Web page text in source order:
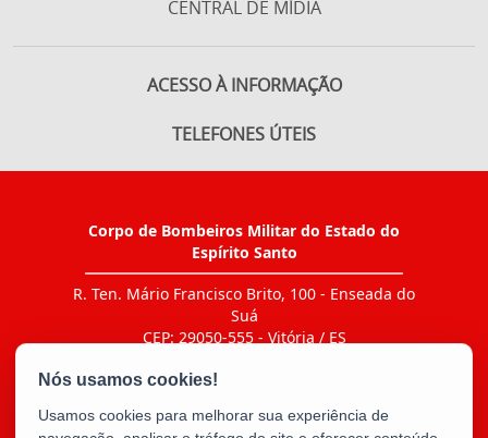
CENTRAL DE MÍDIA
ACESSO À INFORMAÇÃO
TELEFONES ÚTEIS
Corpo de Bombeiros Militar do Estado do
Espírito Santo
R. Ten. Mário Francisco Brito, 100 - Enseada do
Suá
CEP: 29050-555 - Vitória / ES
E-mail:bm5cbmes@gmail.com
Usamos cookies para melhorar sua experiência de